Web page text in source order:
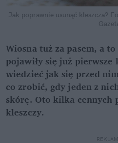
Jak poprawnie usunąć kleszcza?
Wiosna tuż za pasem, a
pojawiły się już pierwsze
wiedzieć jak się przed
co zrobić, gdy jeden z
skórę. Oto kilka cennych
kleszczy.